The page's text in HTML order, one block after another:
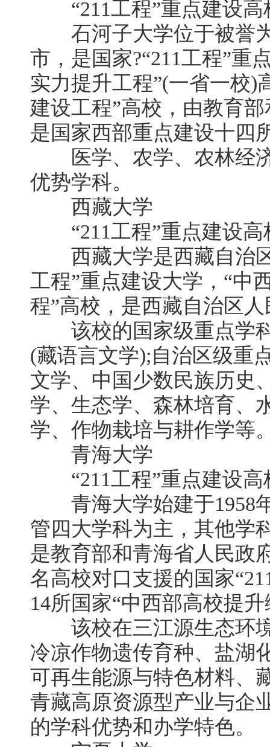
“211工程”重点建设高
石河子大学位于被誉
市，是国家?“211工程”重
实力提升工程”(一省一校)
建设工程”高校，由教育
是国家西部重点建设十四
医学、农学、农林经济
优势学科。
西藏大学
“211工程”重点建设高
西藏大学是西藏自治区
工程”重点建设大学，“中
程”高校，是西藏自治区
该校的国家级重点学科
(藏语言文学);自治区级重
文学、中国少数民族历史
学、生态学、森林培育、
学、作物栽培与耕作学等
青海大学
“211工程”重点建设高
青海大学始建于1958
管四大学科为主，其他学
是教育部和青海省人民政
名高校对口支援的国家
14所国家“中西部高校提
该校在三江源生态环境
冷凉作物遗传育种、盐湖
可再生能源与特色材料、
青藏高原资源型产业与企
的学科优势和办学特色。